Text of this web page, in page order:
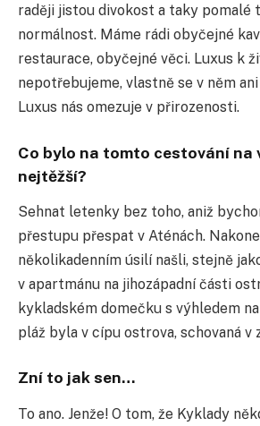
raději jistou divokost a taky pomalé
normálnost. Máme rádi obyčejné
restaurace, obyčejné věci. Luxus k
nepotřebujeme, vlastně se v něm
Luxus nás omezuje v přirozenosti.
Co bylo na tomto cestování
nejtěžší?
Sehnat letenky bez toho, aniž
přestupu přespat v Aténách.
několikadenním úsilí našli, stejně
v apartmánu na jihozápadní části
kykladském domečku s výhledem
pláž byla v cípu ostrova, schovaná v
Zní to jak sen…
To ano. Jenže! O tom, že Kyklady